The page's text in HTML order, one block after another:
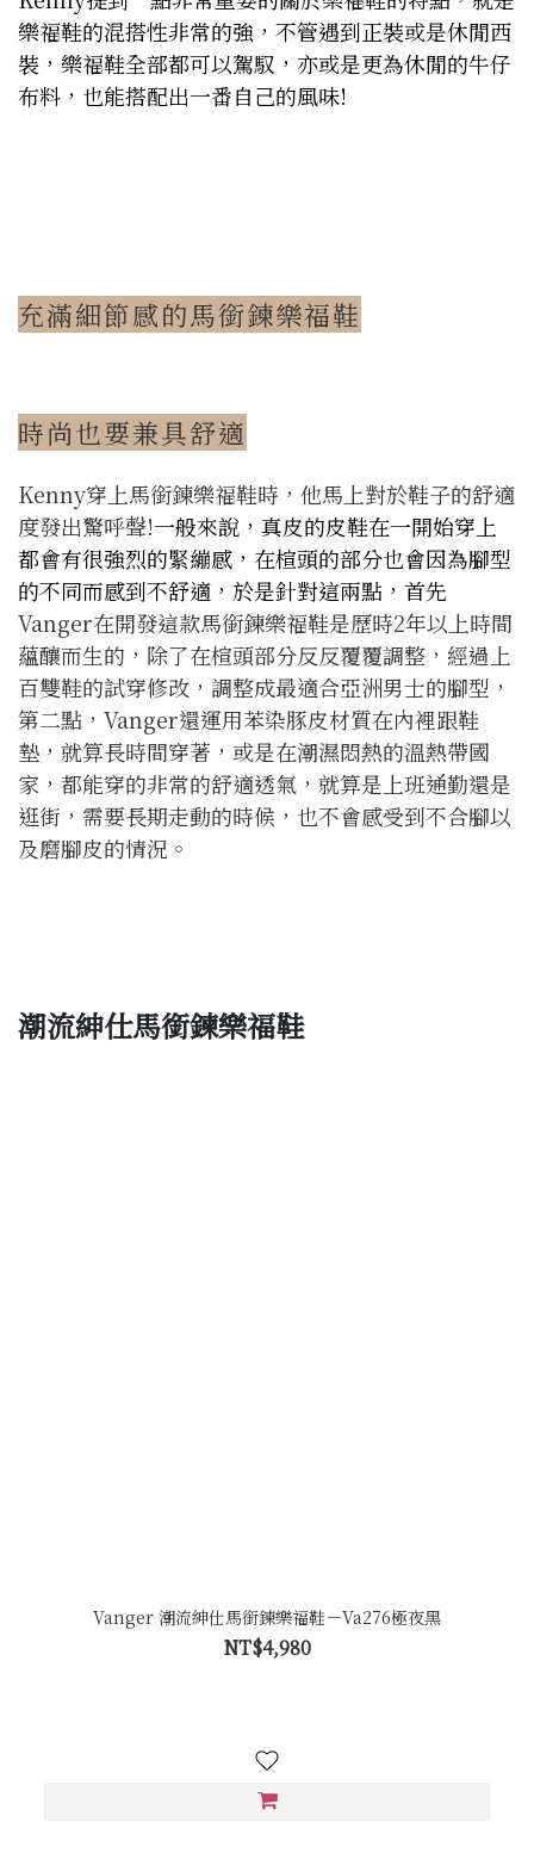
樂福鞋的混搭性非常的強，不管遇到正裝或是休閒西
裝，樂福鞋全部都可以駕馭，亦或是更為休閒的牛仔
布料，也能搭配出一番自己的風味!
充滿細節感的馬銜鍊樂福鞋
時尚也要兼具舒適
Kenny穿上馬銜鍊樂福鞋時，他馬上對於鞋子的舒適
度發出驚呼聲!一般來說，真皮的皮鞋在一開始穿上
都會有很強烈的緊繃感，在楦頭的部分也會因為腳型
的不同而感到不舒適，於是針對這兩點，首先
Vanger在開發這款馬銜鍊樂福鞋是歷時2年以上時間
蘊釀而生的，除了在楦頭部分反反覆覆調整，經過上
百雙鞋的試穿修改，調整成最適合亞洲男士的腳型，
第二點，Vanger還運用苯染豚皮材質在內裡跟鞋
墊，就算長時間穿著，或是在潮濕悶熱的溫熱帶國
家，都能穿的非常的舒適透氣，就算是上班通勤還是
逛街，需要長期走動的時候，也不會感受到不合腳以
及磨腳皮的情況。
潮流紳仕馬銜鍊樂福鞋
Vanger 潮流紳仕馬銜鍊樂福鞋－Va276極夜黑
NT$4,980